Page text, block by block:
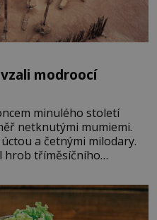
modroocí
minulého století
netknutými mumiemi.
a četnými milodary.
hrob tříměsíčního
zdejším klimatickým
písky a extrémně